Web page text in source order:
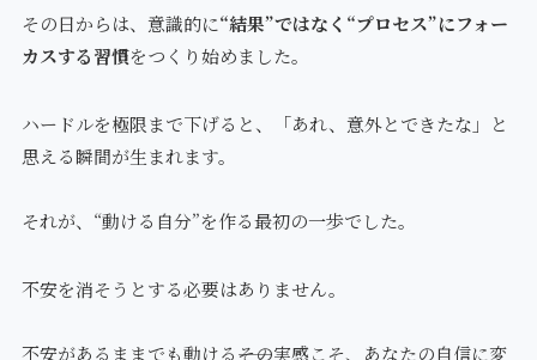
その日からは、意識的に“結果”ではなく“プロセス”にフォー
カスする習慣をつくり始めました。
ハードルを極限まで下げると、「あれ、意外とできたな」と
思える瞬間が生まれます。
それが、“動ける自分”を作る最初の一歩でした。
不安を消そうとする必要はありません。
不安があるままでも動ける――その実感こそ、あなたの自信に変